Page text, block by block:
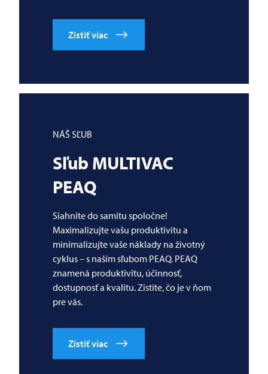
Zistiť viac
NÁŠ SĽUB
Sľub MULTIVAC
PEAQ
Siahnite do samitu spoločne!
Maximalizujte vašu produktivitu a
minimalizujte vaše náklady na životný
cyklus – s naším sľubom PEAQ. PEAQ
znamená produktivitu, účinnosť,
dostupnosť a kvalitu. Zistite, čo je v ňom
pre vás.
Zistiť viac